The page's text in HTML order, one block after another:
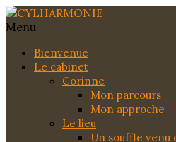
Menu
Bienvenue
Le cabinet
Corinne
Mon parcours
Mon approche
Le lieu
Un souffle venu